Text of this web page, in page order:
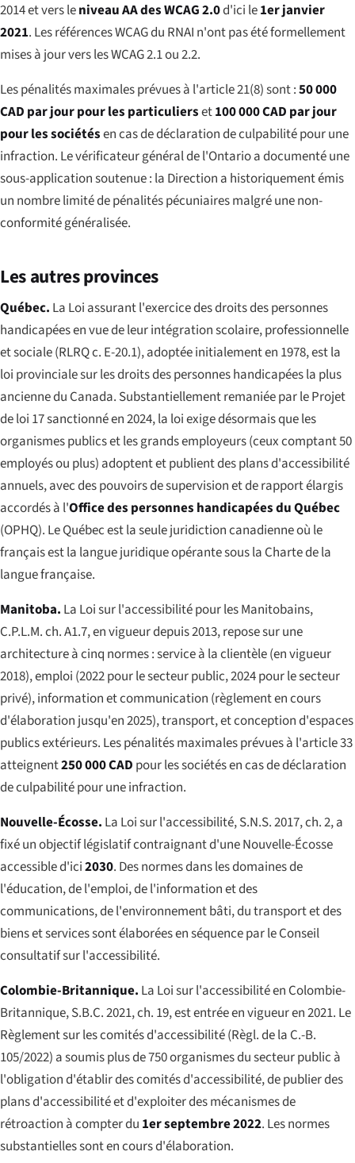
2014 et vers leniveau AA des WCAG 2.0d'ici le1er janvier
2021. Les références WCAG du RNAI n'ont pas été formellement
mises à jour vers les WCAG 2.1 ou 2.2.
Les pénalités maximales prévues à l'article 21(8) sont :50 000
CAD par jour pour les particulierset100 000 CAD par jour
pour les sociétésen cas de déclaration de culpabilité pour une
infraction. Le vérificateur général de l'Ontario a documenté une
sous-application soutenue : la Direction a historiquement émis
un nombre limité de pénalités pécuniaires malgré une non-
conformité généralisée.
Les autres provinces
Québec. La Loi assurant l'exercice des droits des personnes
handicapées en vue de leur intégration scolaire, professionnelle
et sociale(RLRQ c. E-20.1), adoptée initialement en 1978, est la
loi provinciale sur les droits des personnes handicapées la plus
ancienne du Canada. Substantiellement remaniée par leProjet
de loi 17sanctionné en 2024, la loi exige désormais que les
organismes publics et les grands employeurs (ceux comptant 50
employés ou plus) adoptent et publient des plans d'accessibilité
annuels, avec des pouvoirs de supervision et de rapport élargis
accordés à l'Office des personnes handicapées du Québec
(OPHQ). Le Québec est la seule juridiction canadienne où le
français est la langue juridique opérante sous la Charte de la
langue française.
Manitoba. La Loi sur l'accessibilité pour les Manitobains,
C.P.L.M. ch. A1.7, en vigueur depuis 2013, repose sur une
architecture à cinq normes : service à la clientèle (en vigueur
2018), emploi (2022 pour le secteur public, 2024 pour le secteur
privé), information et communication (règlement en cours
d'élaboration jusqu'en 2025), transport, et conception d'espaces
publics extérieurs. Les pénalités maximales prévues à l'article 33
atteignent250 000 CAD pour les sociétés en cas de déclaration
de culpabilité pour une infraction.
Nouvelle-Écosse. La Loi sur l'accessibilité, S.N.S. 2017, ch. 2, a
fixé un objectif législatif contraignant d'une Nouvelle-Écosse
accessible d'ici2030. Des normes dans les domaines de
l'éducation, de l'emploi, de l'information et des
communications, de l'environnement bâti, du transport et des
biens et services sont élaborées en séquence par le Conseil
consultatif sur l'accessibilité.
Colombie-Britannique. La Loi sur l'accessibilité en Colombie-
Britannique, S.B.C. 2021, ch. 19, est entrée en vigueur en 2021. Le
Règlement sur les comités d'accessibilité (Règl. de la C.-B.
105/2022) a soumis plus de 750 organismes du secteur public à
l'obligation d'établir des comités d'accessibilité, de publier des
plans d'accessibilité et d'exploiter des mécanismes de
rétroaction à compter du 1er septembre 2022. Les normes
substantielles sont en cours d'élaboration.